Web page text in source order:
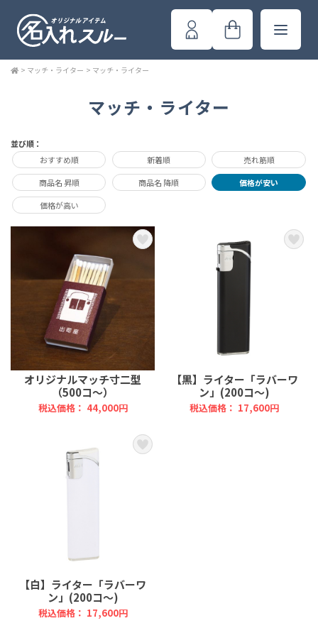
> マッチ・ライター > マッチ・ライター
マッチ・ライター
並び順：
おすすめ順
新着順 売れ筋順
商品名 昇順 商品名 降順 価格が安い
価格が高い
オリジナルマッチ寸二型
（500コ～）
税込価格： 44,000円
【黒】ライター「ラバーワ
ン」(200コ～)
税込価格： 17,600円
【白】ライター「ラバーワ
ン」(200コ～)
税込価格： 17,600円